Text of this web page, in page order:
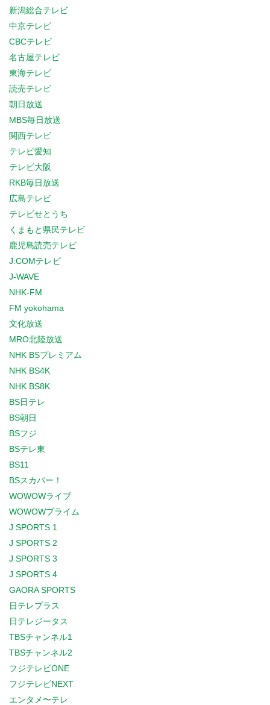
新潟総合テレビ
中京テレビ
CBCテレビ
名古屋テレビ
東海テレビ
読売テレビ
朝日放送
MBS毎日放送
関西テレビ
テレビ愛知
テレビ大阪
RKB毎日放送
広島テレビ
テレビせとうち
くまもと県民テレビ
鹿児島読売テレビ
J:COMテレビ
J-WAVE
NHK-FM
FM yokohama
文化放送
MRO北陸放送
NHK BSプレミアム
NHK BS4K
NHK BS8K
BS日テレ
BS朝日
BSフジ
BSテレ東
BS11
BSスカパー！
WOWOWライブ
WOWOWプライム
J SPORTS 1
J SPORTS 2
J SPORTS 3
J SPORTS 4
GAORA SPORTS
日テレプラス
日テレジータス
TBSチャンネル1
TBSチャンネル2
フジテレビONE
フジテレビNEXT
エンタメ〜テレ